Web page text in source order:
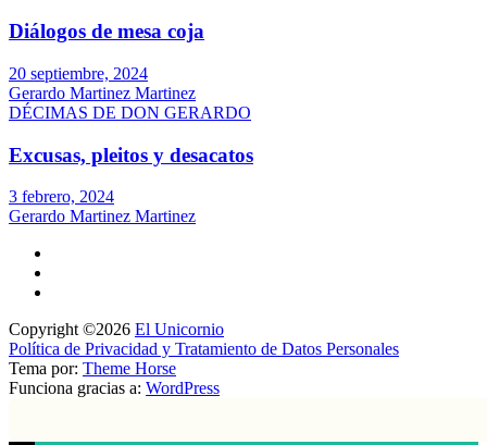
Diálogos de mesa coja
20 septiembre, 2024
Gerardo Martinez Martinez
DÉCIMAS DE DON GERARDO
Excusas, pleitos y desacatos
3 febrero, 2024
Gerardo Martinez Martinez
Copyright ©2026 El Unicornio
Política de Privacidad y Tratamiento de Datos Personales
Tema por: Theme Horse
Funciona gracias a: WordPress